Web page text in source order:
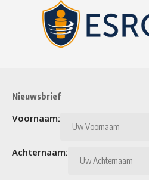
Nieuwsbrief
Voornaam:
Achternaam: